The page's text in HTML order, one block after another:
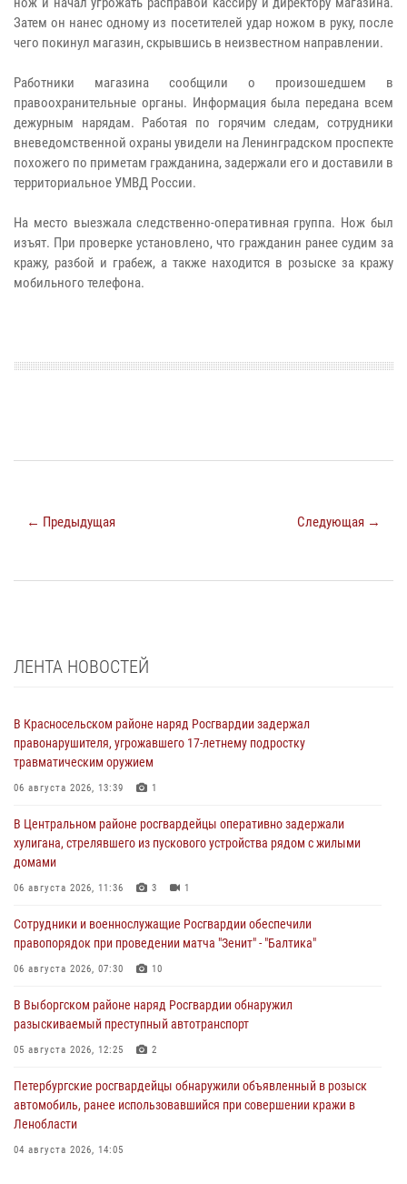
Затем он нанес одному из посетителей удар ножом в руку, после
чего покинул магазин, скрывшись в неизвестном направлении.
Работники магазина сообщили о произошедшем в
правоохранительные органы. Информация была передана всем
дежурным нарядам. Работая по горячим следам, сотрудники
вневедомственной охраны увидели на Ленинградском проспекте
похожего по приметам гражданина, задержали его и доставили в
территориальное УМВД России.
На место выезжала следственно-оперативная группа. Нож был
изъят. При проверке установлено, что гражданин ранее судим за
кражу, разбой и грабеж, а также находится в розыске за кражу
мобильного телефона.
← Предыдущая Следующая →
ЛЕНТА НОВОСТЕЙ
В Красносельском районе наряд Росгвардии задержал
правонарушителя, угрожавшего 17-летнему подростку
травматическим оружием
06 августа 2026, 13:39 1
В Центральном районе росгвардейцы оперативно задержали
хулигана, стрелявшего из пускового устройства рядом с жилыми
домами
06 августа 2026, 11:36 3 1
Сотрудники и военнослужащие Росгвардии обеспечили
правопорядок при проведении матча "Зенит" - "Балтика"
06 августа 2026, 07:30 10
В Выборгском районе наряд Росгвардии обнаружил
разыскиваемый преступный автотранспорт
05 августа 2026, 12:25 2
Петербургские росгвардейцы обнаружили объявленный в розыск
автомобиль, ранее использовавшийся при совершении кражи в
Ленобласти
04 августа 2026, 14:05